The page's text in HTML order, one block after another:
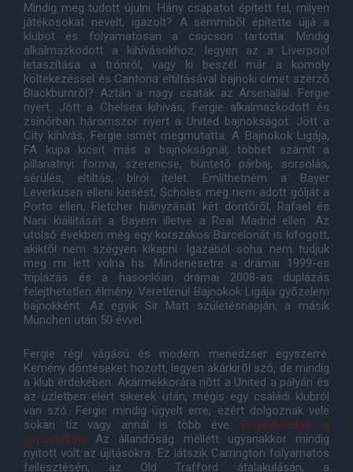
Mindig meg tudott újulni. Hány csapatot épített fel, milyen
játékosokat nevelt, igazolt? A semmibõl építette újjá a
klubot és folyamatosan a csúcson tartotta. Mindig
alkalmazkodott a kihívásokhoz, legyen az a Liverpool
letaszítása a trónról, vagy ki beszél már a komoly
költekezéssel és Cantona eltiltásával bajnoki címet szerzõ
Blackburnrõl? Aztán a nagy csaták az Arsenallal. Fergie
nyert. Jött a Chelsea kihívás, Fergie alkalmazkodott és
zsínórban háromszor nyert a United bajnokságot. Jött a
City kihívás, Fergie ismét megmutatta. A Bajnokok Ligája,
FA kupa kicsit más a bajnokságnál, többet számít a
pillanatnyi forma, szerencse, büntetõ párbaj, sorsolás,
sérülés, eltiltás, bírói ítélet. Említhetném a Bayer
Leverkusen elleni kiesést, Scholes meg nem adott gólját a
Porto ellen, Fletcher hiányzását két döntõrõl, Rafael és
Nani kiállítását a Bayern illetve a Real Madrid ellen. Az
utolsó években még egy korszakos Barcelonát is kifogott,
akiktõl nem szégyen kikapni. Igazából soha nem tudjuk
meg mi lett volna ha. Mindenesetre a drámai 1999-es
triplázás és a hasonlóan drámai 2008-as duplázás
felejthetetlen élmény. Veretlenül Bajnokok Ligája gyõzelem
bajnokként. Az egyik Sir Matt születésnapján, a másik
München után 50 évvel.
Fergie régi vágású és modern menedzser egyszerre.
Kemény döntéseket hozott, legyen akárkirõl szó, de mindig
a klub érdekében. Akármekkorára nõtt a United a pályán és
az üzletben elért sikerek után, mégis egy családi klubról
van szó. Fergie mindig ügyelt erre, ezért dolgoznak vele
sokan tíz vagy annál is több éve: Fogaskerekek a
gépezetben. Az állandóság mellett ugyanakkor mindig
nyitott volt az újításokra. Ez látszik Carrington folyamatos
fejlesztésén, az Old Trafford átalakulásán, a